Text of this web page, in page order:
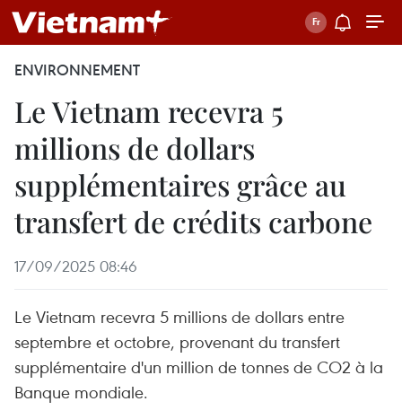
ENVIRONNEMENT
Le Vietnam recevra 5
millions de dollars
supplémentaires grâce au
transfert de crédits carbone
17/09/2025 08:46
Le Vietnam recevra 5 millions de dollars entre
septembre et octobre, provenant du transfert
supplémentaire d'un million de tonnes de CO2 à la
Banque mondiale.